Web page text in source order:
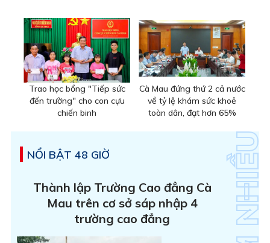
Trao học bổng "Tiếp sức
đến trường" cho con cựu
chiến binh
Cà Mau đứng thứ 2 cả nước
về tỷ lệ khám sức khoẻ
toàn dân, đạt hơn 65%
NỔI BẬT 48 GIỜ
Thành lập Trường Cao đẳng Cà
Mau trên cơ sở sáp nhập 4
trường cao đẳng